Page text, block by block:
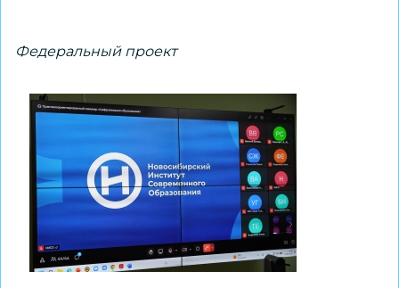
Федеральный проект